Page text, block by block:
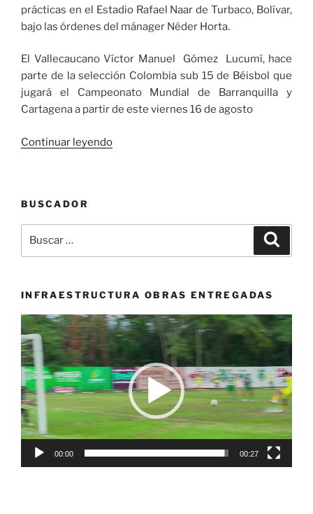
prácticas en el Estadio Rafael Naar de Turbaco, Bolívar,
bajo las órdenes del mánager Néder Horta.
El Vallecaucano Víctor Manuel Gómez Lucumí, hace
parte de la selección Colombia sub 15 de Béisbol que
jugará el Campeonato Mundial de Barranquilla y
Cartagena a partir de este viernes 16 de agosto
Continuar leyendo«El
Lucumí,
parte
la
Colombia
sub
15
de
Béisbol
que
jugará
Campeonato
BUSCADOR
por:
INFRAESTRUCTURA OBRAS ENTREGADAS
Reproductor
de
vídeo
00:00 00:27